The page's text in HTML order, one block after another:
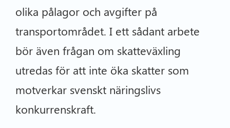
olika pålagor och avgifter på
transportområdet. I ett sådant arbete
bör även frågan om skatteväxling
utredas för att inte öka skatter som
motverkar svenskt näringslivs
konkurrenskraft.